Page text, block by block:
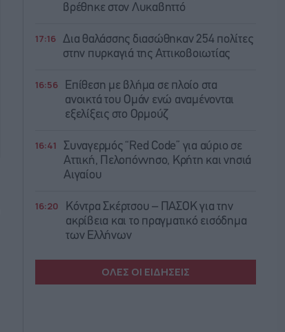
βρέθηκε στον Λυκαβηττό
17:16 Δια θαλάσσης διασώθηκαν 254 πολίτες
στην πυρκαγιά της Αττικοβοιωτίας
16:56
Επίθεση με βλήμα σε πλοίο στα
ανοικτά του Ομάν ενώ αναμένονται
εξελίξεις στο Ορμούζ
16:41
Συναγερμός “Red Code” για αύριο σε
Αττική, Πελοπόννησο, Κρήτη και νησιά
Αιγαίου
16:20
Κόντρα Σκέρτσου – ΠΑΣΟΚ για την
ακρίβεια και το πραγματικό εισόδημα
των Ελλήνων
ΟΛΕΣ ΟΙ ΕΙΔΗΣΕΙΣ